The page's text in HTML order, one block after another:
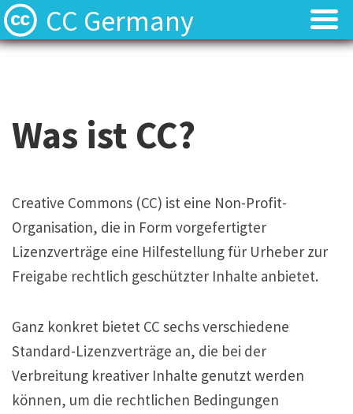
CC Germany
FAQ
⬈ Lizenzen
⬈ Urteilsdatenbank
Kontakt
FAQ
⬈ Lizenzen
⬈ Urteilsdatenbank
Kontakt
Was ist CC?
Creative Commons (CC) ist eine Non-Profit-
Organisation, die in Form vorgefertigter
Lizenzverträge eine Hilfestellung für Urheber zur
Freigabe rechtlich geschützter Inhalte anbietet.
Ganz konkret bietet CC sechs verschiedene
Standard-Lizenzverträge an, die bei der
Verbreitung kreativer Inhalte genutzt werden
können, um die rechtlichen Bedingungen